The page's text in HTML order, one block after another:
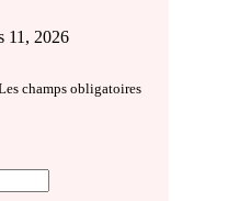
11, 2026
champs obligatoires